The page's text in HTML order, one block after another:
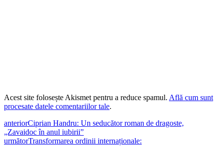
Acest site folosește Akismet pentru a reduce spamul. Află cum sunt
procesate datele comentariilor tale.
anteriorCiprian Handru: Un seducător roman de dragoste,
„Zavaidoc în anul iubirii”
următorTransformarea ordinii internaționale: